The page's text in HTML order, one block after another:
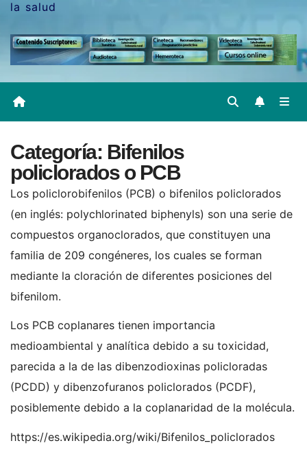
la salud
Categoría: Bifenilos
policlorados o PCB
Los policlorobifenilos (PCB) o bifenilos policlorados
(en inglés: polychlorinated biphenyls) son una serie de
compuestos organoclorados, que constituyen una
familia de 209 congéneres, los cuales se forman
mediante la cloración de diferentes posiciones del
bifenilom.
Los PCB coplanares tienen importancia
medioambiental y analítica debido a su toxicidad,
parecida a la de las dibenzodioxinas policloradas
(PCDD) y dibenzofuranos policlorados (PCDF),
posiblemente debido a la coplanaridad de la molécula.
https://es.wikipedia.org/wiki/Bifenilos_policlorados